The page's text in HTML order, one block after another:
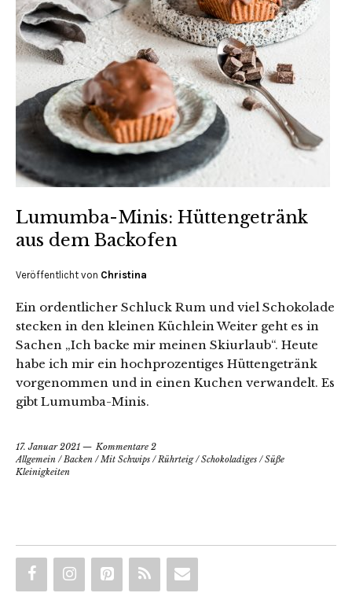
Lumumba-Minis: Hüttengetränk
aus dem Backofen
Veröffentlicht von Christina
Ein ordentlicher Schluck Rum und viel Schokolade
stecken in den kleinen Küchlein Weiter geht es in
Sachen „Ich backe mir meinen Skiurlaub“. Heute
habe ich mir ein hochprozentiges Hüttengetränk
vorgenommen und in einen Kuchen verwandelt. Es
gibt Lumumba-Minis.
17. Januar 2021
Kommentare 2
Allgemein /Backen /Mit Schwips /Rührteig/Schokoladiges /Süße
Kleinigkeiten